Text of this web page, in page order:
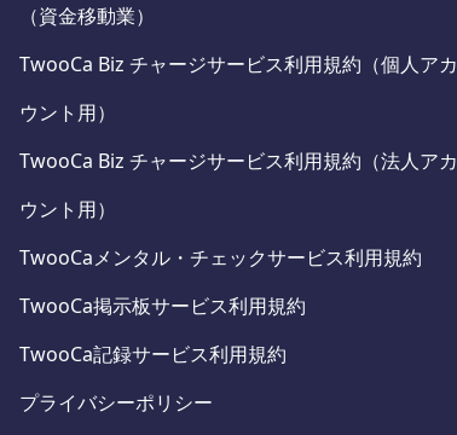
（資金移動業）
TwooCa Biz チャージサービス利用規約（個人アカ
ウント用）
TwooCa Biz チャージサービス利用規約（法人アカ
ウント用）
TwooCaメンタル・チェックサービス利用規約
TwooCa掲示板サービス利用規約
TwooCa記録サービス利用規約
プライバシーポリシー